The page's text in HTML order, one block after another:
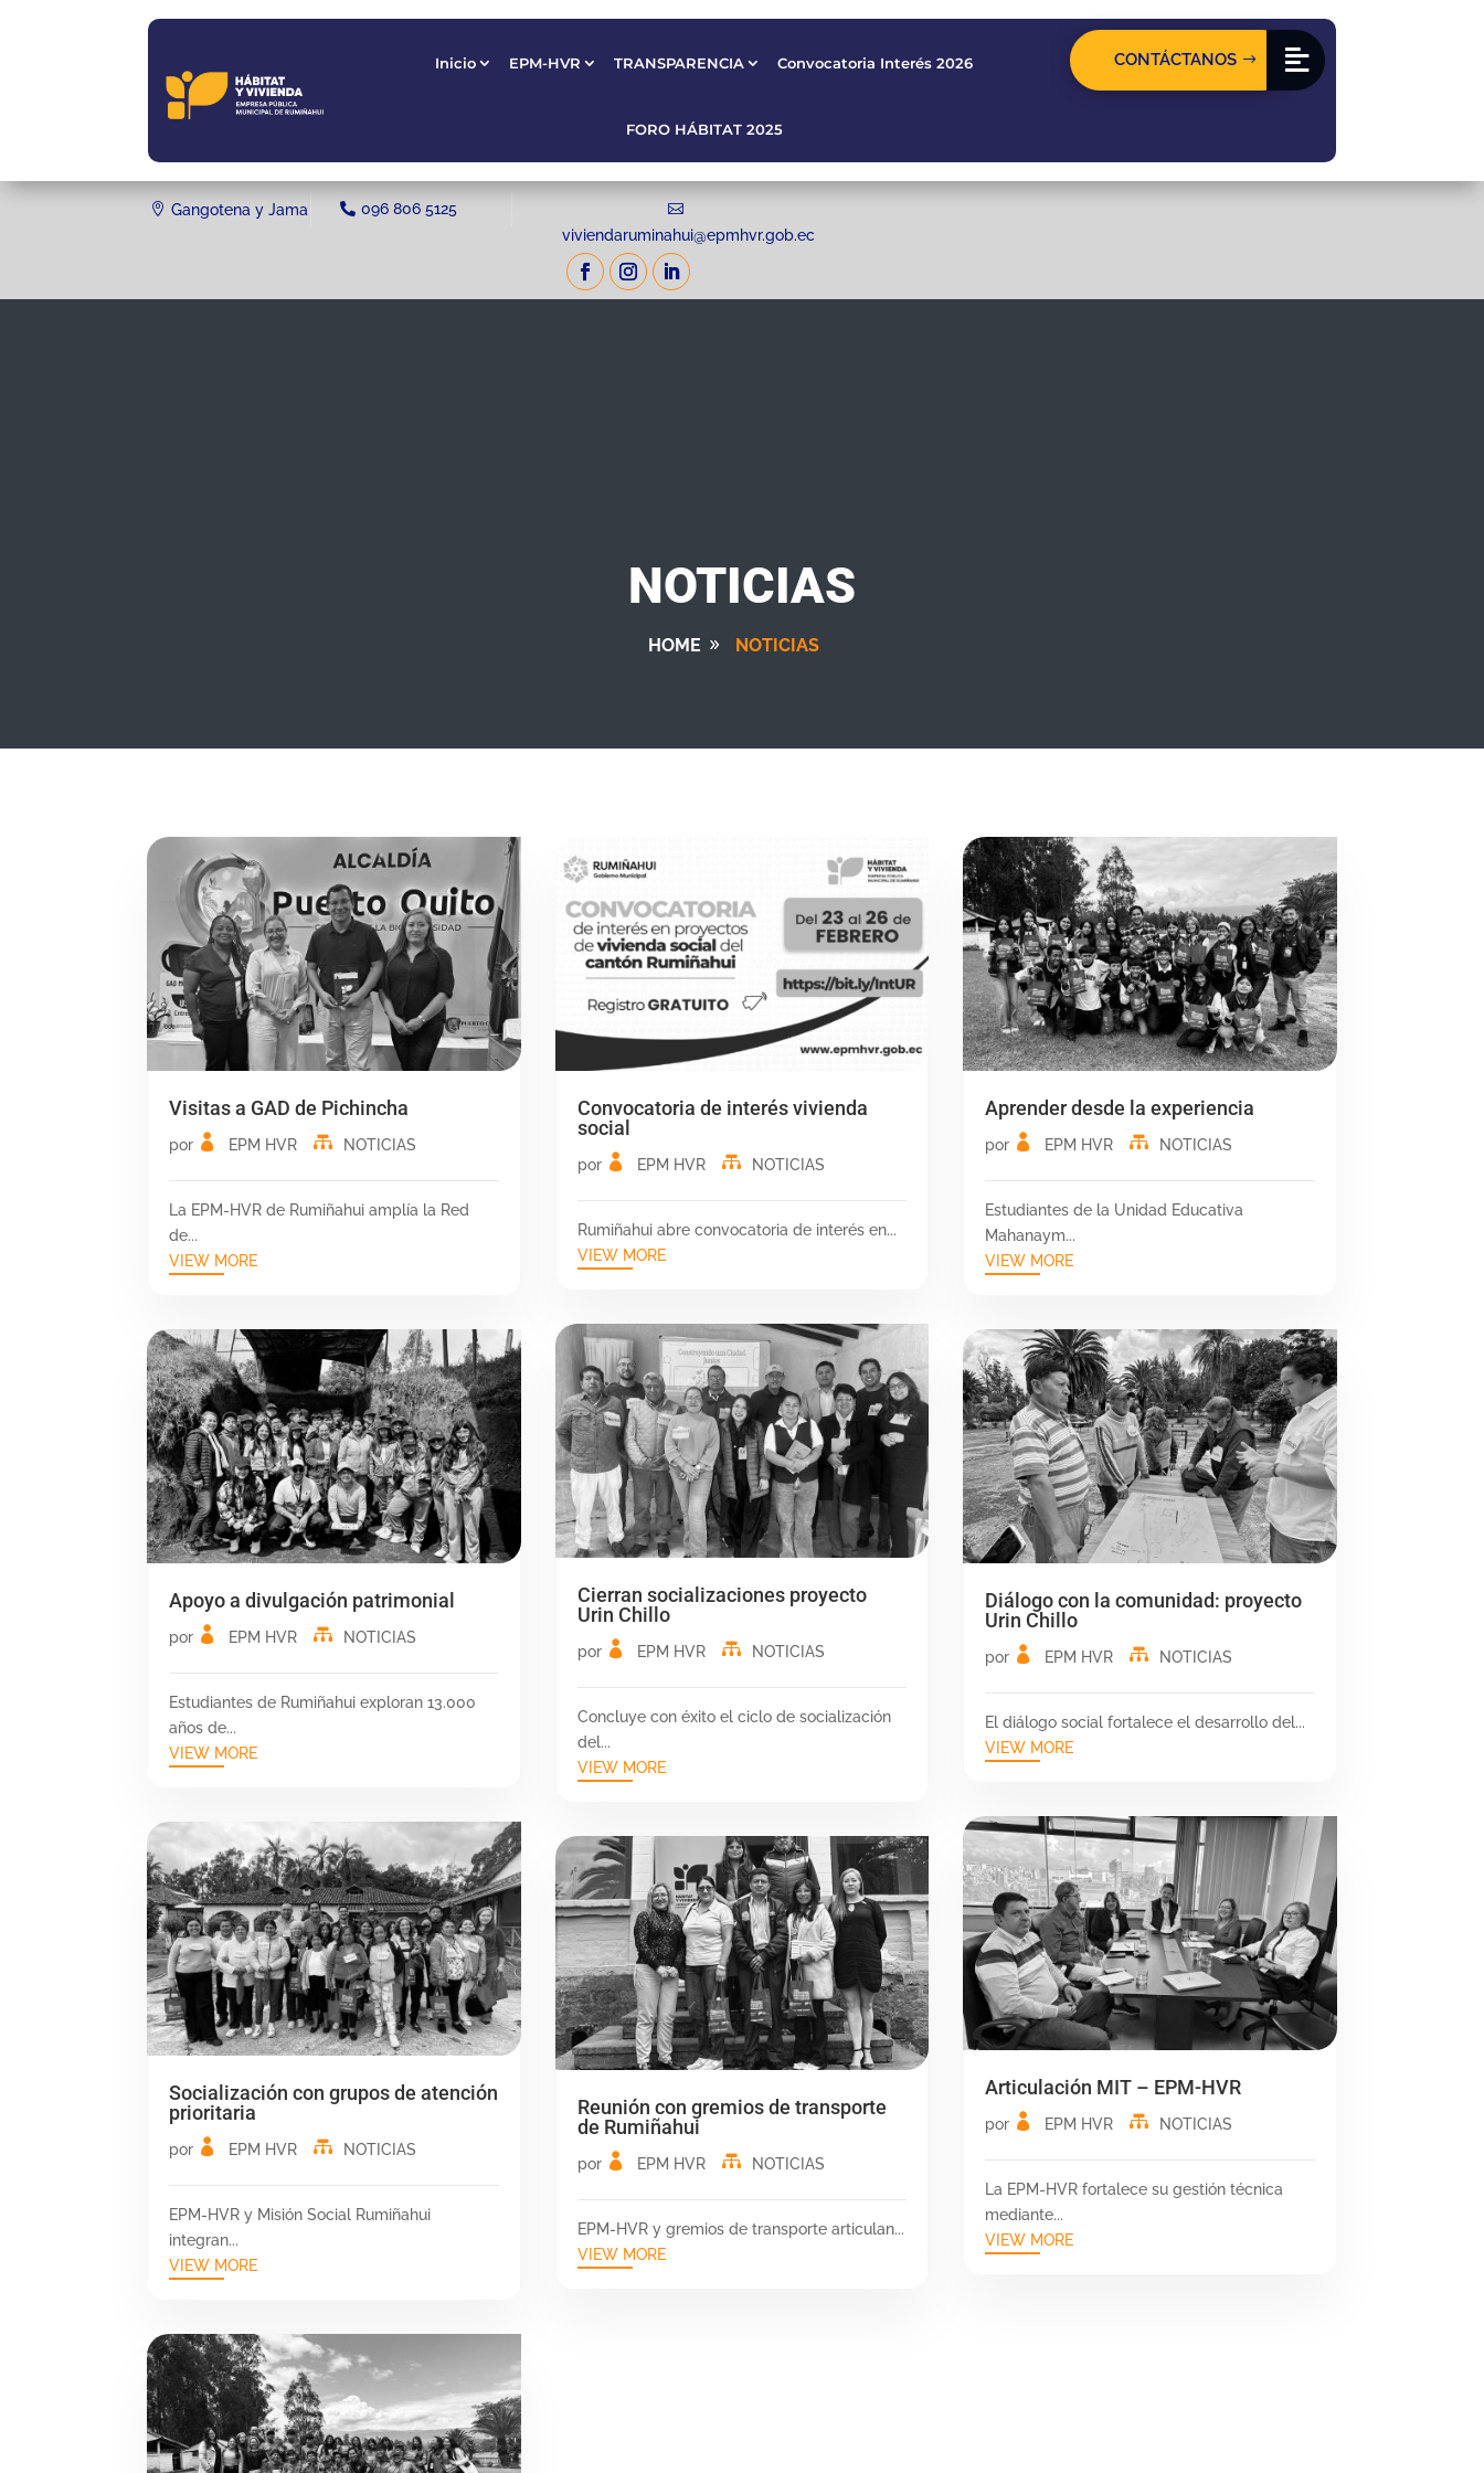
Inicio EPM-HVR TRANSPARENCIA Convocatoria Interés 2026
FORO HÁBITAT 2025
CONTÁCTANOS
Inicio EPM-HVR TRANSPARENCIA Convocatoria Interés 2026
FORO HÁBITAT 2025
CONTÁCTANOS
Gangotena y Jama
096 806 5125
viviendaruminahui@epmhvr.gob.ec
NOTICIAS
HOME NOTICIAS
Visitas a GAD de Pichincha
por EPM HVR NOTICIAS
La EPM-HVR de Rumiñahui amplía la Red
de...
VIEW MORE
Apoyo a divulgación patrimonial
por EPM HVR NOTICIAS
Estudiantes de Rumiñahui exploran 13.000
años de...
VIEW MORE
Socialización con grupos de atención
prioritaria
por EPM HVR NOTICIAS
EPM-HVR y Misión Social Rumiñahui
integran...
VIEW MORE
Convocatoria de interés vivienda
social
por EPM HVR NOTICIAS
Rumiñahui abre convocatoria de interés en...
VIEW MORE
Cierran socializaciones proyecto
Urin Chillo
por EPM HVR NOTICIAS
Concluye con éxito el ciclo de socialización
del...
VIEW MORE
Reunión con gremios de transporte
de Rumiñahui
por EPM HVR NOTICIAS
EPM-HVR y gremios de transporte articulan...
VIEW MORE
Aprender desde la experiencia
por EPM HVR NOTICIAS
Estudiantes de la Unidad Educativa
Mahanaym...
VIEW MORE
Diálogo con la comunidad: proyecto
Urin Chillo
por EPM HVR NOTICIAS
El diálogo social fortalece el desarrollo del...
VIEW MORE
Articulación MIT – EPM-HVR
por EPM HVR NOTICIAS
La EPM-HVR fortalece su gestión técnica
mediante...
VIEW MORE